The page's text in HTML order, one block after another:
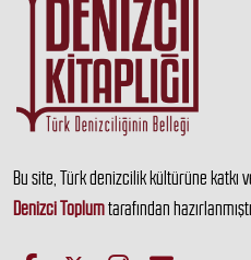
Bu site, Türk denizcilik kültürüne katkı
Denizci Toplumtarafından